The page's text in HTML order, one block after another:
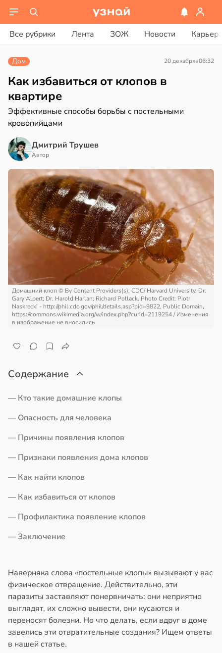
Все рубрики Лента ЗОЖ Новости
в21:42
20:58
в19:27
Дом 20 декабряв06:32
Как избавиться от клопов в
квартире
Эффективные способы борьбы с постельными
кровопийцами
Дмитрий Трушев
Автор
Домашний клоп © By Content Providers(s): CDC/ Harvard University, Dr.
Gary Alpert; Dr. Harold Harlan; Richard Pollack. Photo Credit: Piotr
Naskrecki - http://phil.cdc.gov/phil/details.asp?pid=9822, Public Domain,
https://commons.wikimedia.org/w/index.php?curid=2119254 / Изменения
в изображение не вносились
Содержание
— Кто такие домашние клопы
— Опасность для человека
— Причины появления клопов
— Признаки появления дома клопов
— Как найти клопов
— Как избавиться от клопов
— Профилактика появление клопов
— Заключение
Наверняка слова «постельные клопы» вызывают у вас
физическое отвращение. Действительно, эти
паразиты заставляют понервничать: они неприятно
выглядят, их сложно вывести, они кусаются и
переносят болезни. Но что делать, если вдруг в доме
завелись эти отвратительные создания? Ищем ответы
в нашей статье.